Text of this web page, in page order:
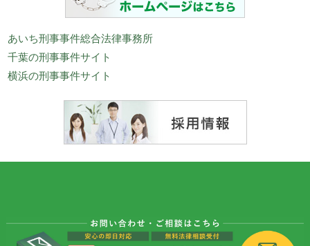
あいち刑事事件総合法律事務所
千葉の刑事事件サイト
横浜の刑事事件サイト